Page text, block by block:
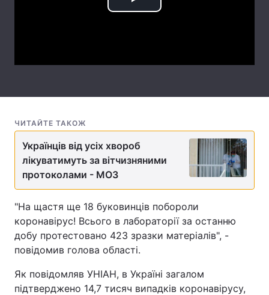
Регіони
Архів
Контакти
Послуги
Play
ЧИТАЙТЕ ТАКОЖ
Українців від усіх хвороб
лікуватимуть за вітчизняними
протоколами - МОЗ
"На щастя ще 18 буковинців побороли
коронавірус! Всього в лабораторії за останню
добу протестовано 423 зразки матеріалів", -
повідомив голова області.
Як повідомляв УНІАН, в Україні загалом
підтверджено 14,7 тисяч випадків коронавірусу,